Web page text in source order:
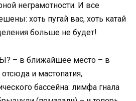
неграмотности. И все
хоть пугай вас, хоть катай
больше не будет!
– в ближайшее место – в
и мастопатия,
бассейна: лимфа гнала